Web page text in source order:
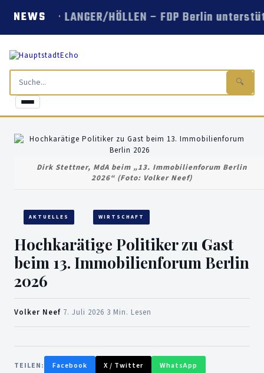
NEWS LANGER/HÖLLEN – FDP Berlin
🔍
Dirk Stettner, MdA beim „13. Immobilienforum Berlin
2026“ (Foto: Volker Neef)
AKTUELLES WIRTSCHAFT
Hochkarätige Politiker zu Gast
beim 13. Immobilienforum Berlin
2026
Volker Neef 7. Juli 2026 3 Min. Lesen
TEILEN: Facebook X / Twitter WhatsApp